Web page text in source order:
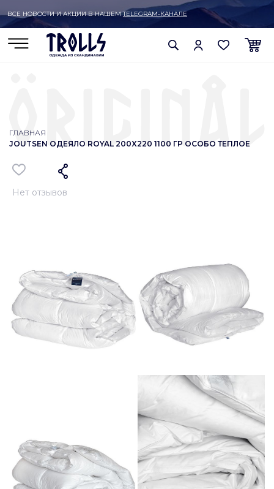
ВСЕ НОВОСТИ И АКЦИИ В НАШЕМTELEGRAM-КАНАЛЕ
ГЛАВНАЯ
JOUTSEN ОДЕЯЛО ROYAL 200X220 1100 ГР ОСОБО ТЕПЛОЕ
Нет отзывов